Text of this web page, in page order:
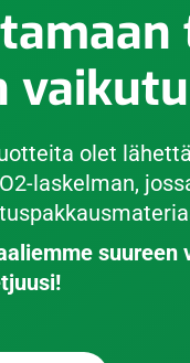
olet
laskelman,
suureen